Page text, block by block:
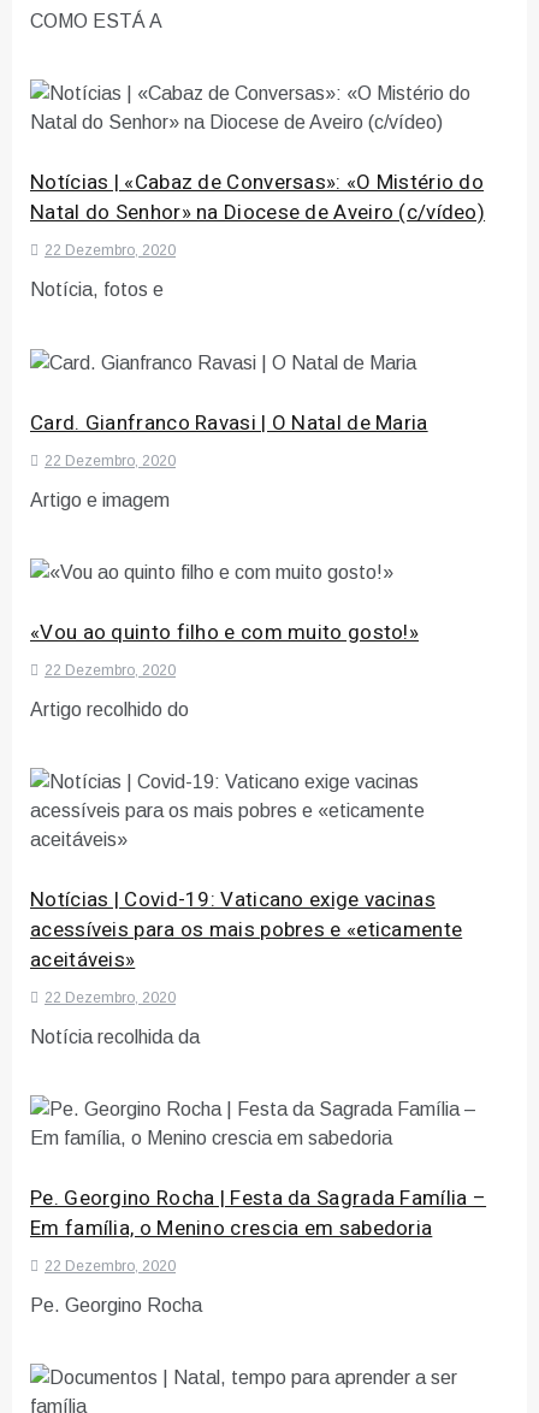
COMO ESTÁ A
Notícias | «Cabaz de Conversas»: «O Mistério do
Natal do Senhor» na Diocese de Aveiro (c/vídeo)
22 Dezembro, 2020
Notícia, fotos e
Card. Gianfranco Ravasi | O Natal de Maria
22 Dezembro, 2020
Artigo e imagem
«Vou ao quinto filho e com muito gosto!»
22 Dezembro, 2020
Artigo recolhido do
Notícias | Covid-19: Vaticano exige vacinas
acessíveis para os mais pobres e «eticamente
aceitáveis»
22 Dezembro, 2020
Notícia recolhida da
Pe. Georgino Rocha | Festa da Sagrada Família –
Em família, o Menino crescia em sabedoria
22 Dezembro, 2020
Pe. Georgino Rocha